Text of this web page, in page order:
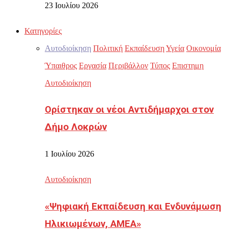
23 Ιουλίου 2026
Κατηγορίες
Αυτοδιοίκηση Πολιτική ΕκπαίδευσηΥγεία Οικονομία
Ύπαιθρος Εργασία Περιβάλλον Τύπος Επιστημη
Αυτοδιοίκηση
Ορίστηκαν οι νέοι Αντιδήμαρχοι στον
Δήμο Λοκρών
1 Ιουλίου 2026
Αυτοδιοίκηση
«Ψηφιακή Εκπαίδευση και Ενδυνάμωση
Ηλικιωμένων, ΑΜΕΑ»